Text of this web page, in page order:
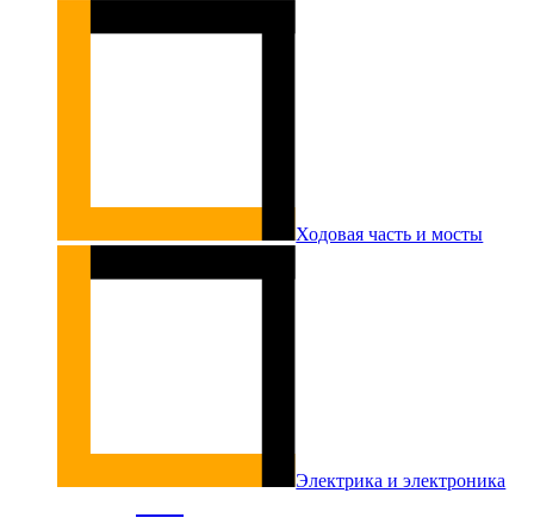
Ходовая часть и мосты
Электрика и электроника